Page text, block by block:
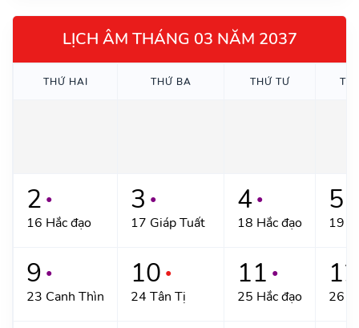
LỊCH ÂM THÁNG 03 NĂM 2037
THỨ HAI THỨ BA THỨ TƯ
2 ●
16 Hắc đạo
3 ●
17 Giáp Tuất
4 ●
18 Hắc đạo
5
19
9 ●
23 Canh Thìn
10 ●
24 Tân Tị
11 ●
25 Hắc đạo
12
26